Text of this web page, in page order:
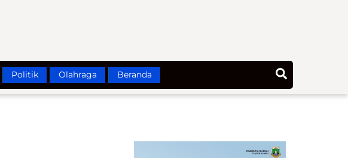
Politik Olahraga Beranda